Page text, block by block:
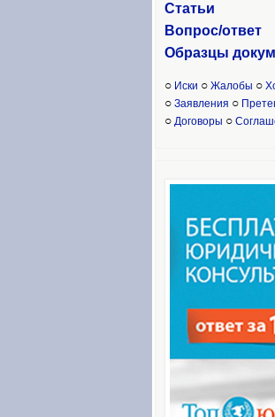
Статьи
Вопрос/ответ
Образцы доку
○ Иски ○ Жалобы ○
○ Заявления ○
○ Договоры ○